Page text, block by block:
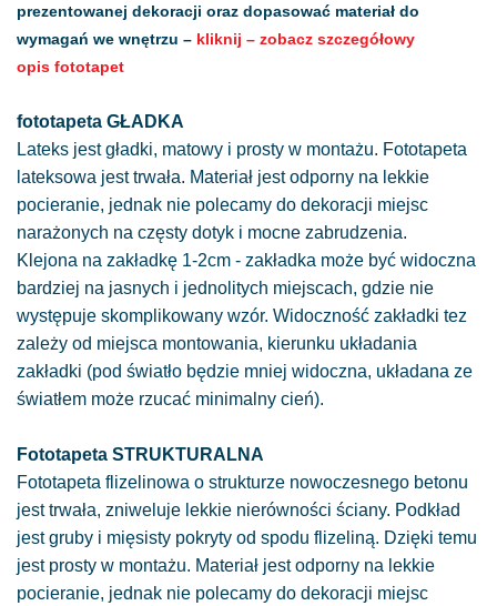
prezentowanej dekoracji oraz dopasować materiał do
wymagań we wnętrzu – kliknij – zobacz szczegółowy
opis fototapet
fototapeta GŁADKA
Lateks jest gładki, matowy i prosty w montażu. Fototapeta
lateksowa jest trwała. Materiał jest odporny na lekkie
pocieranie, jednak nie polecamy do dekoracji miejsc
narażonych na częsty dotyk i mocne zabrudzenia.
Klejona na zakładkę 1-2cm - zakładka może być widoczna
bardziej na jasnych i jednolitych miejscach, gdzie nie
występuje skomplikowany wzór. Widoczność zakładki tez
zależy od miejsca montowania, kierunku układania
zakładki (pod światło będzie mniej widoczna, układana ze
światłem może rzucać minimalny cień).
Fototapeta STRUKTURALNA
Fototapeta flizelinowa o strukturze nowoczesnego betonu
jest trwała, zniweluje lekkie nierówności ściany. Podkład
jest gruby i mięsisty pokryty od spodu flizeliną. Dzięki temu
jest prosty w montażu. Materiał jest odporny na lekkie
pocieranie, jednak nie polecamy do dekoracji miejsc